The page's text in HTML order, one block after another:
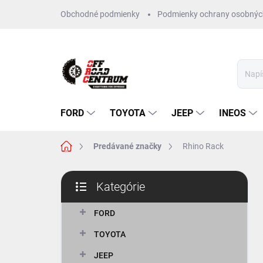
Obchodné podmienky Podmienky ochrany
FORD TOYOTA JEEP INEOS
DomovPredávané značky Rhino Rack
B
č
kategórie
Kategórie
FORD
TOYOTA
JEEP